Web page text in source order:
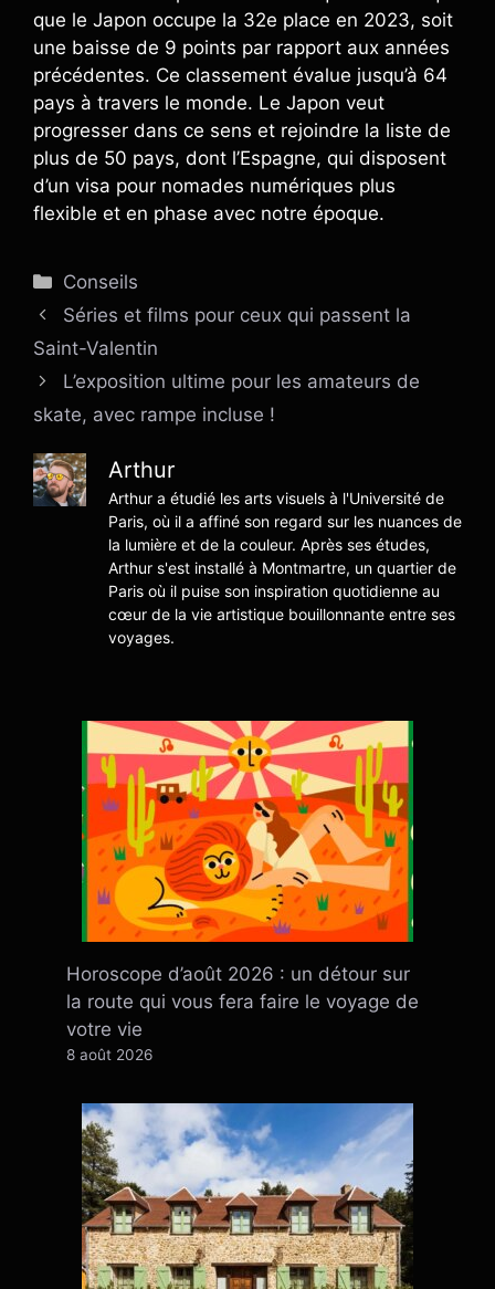
que le Japon occupe la 32e place en 2023, soit
une baisse de 9 points par rapport aux années
précédentes. Ce classement évalue jusqu’à 64
pays à travers le monde. Le Japon veut
progresser dans ce sens et rejoindre la liste de
plus de 50 pays, dont l’Espagne, qui disposent
d’un visa pour nomades numériques plus
flexible et en phase avec notre époque.
Catégories
Conseils
Séries et films pour ceux qui passent la
Saint-Valentin
L’exposition ultime pour les amateurs de
skate, avec rampe incluse !
Arthur
Arthur a étudié les arts visuels à l'Université de
Paris, où il a affiné son regard sur les nuances de
la lumière et de la couleur. Après ses études,
Arthur s'est installé à Montmartre, un quartier de
Paris où il puise son inspiration quotidienne au
cœur de la vie artistique bouillonnante entre ses
voyages.
Horoscope d’août 2026 : un détour sur
la route qui vous fera faire le voyage de
votre vie
8 août 2026